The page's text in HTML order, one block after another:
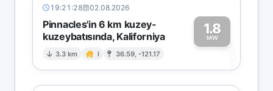
19:21:28 02.08.2026
Pinnacles'in 6 km kuzey-
kuzeybatısında, Kaliforniya
3.3 km I 36.59, -121.17
1.8
MW1